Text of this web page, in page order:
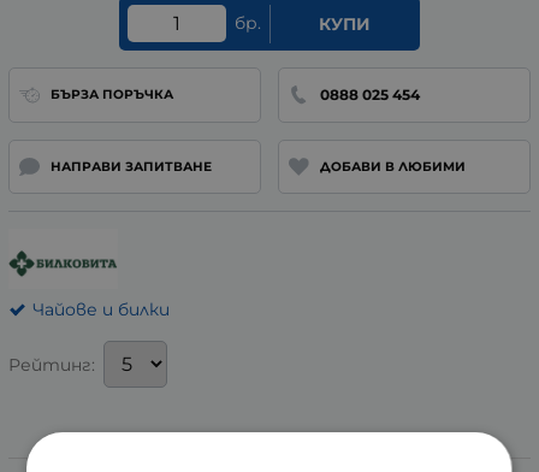
бр. КУПИ
БЪРЗА ПОРЪЧКА 0888 025 454
НАПРАВИ ЗАПИТВАНЕ ДОБАВИ В ЛЮБИМИ
Чайове и билки
Рейтинг: